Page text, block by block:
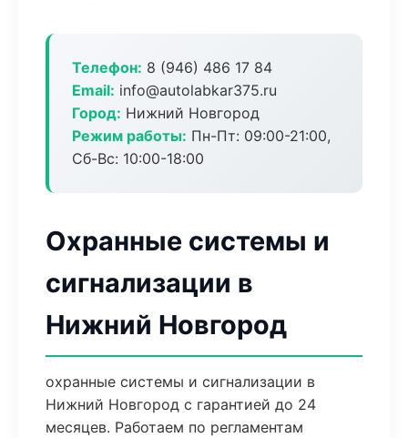
Телефон: 8 (946) 486 17 84
Email: info@autolabkar375.ru
Город: Нижний Новгород
Режим работы: Пн-Пт: 09:00-21:00,
Сб-Вс: 10:00-18:00
Охранные системы и
сигнализации в
Нижний Новгород
охранные системы и сигнализации в
Нижний Новгород с гарантией до 24
месяцев. Работаем по регламентам